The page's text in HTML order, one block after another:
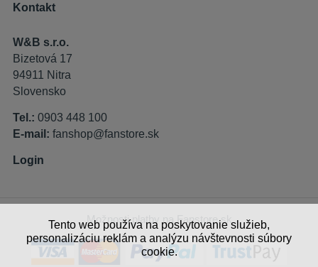
Tento web používa na poskytovanie služieb,
personalizáciu reklám a analýzu návštevnosti súbory
cookie.
Kontakt
W&B s.r.o.
Bizetová 17
94911 Nitra
Slovensko
Tel.: 0903 448 100
E-mail: fanshop@fanstore.sk
Login
Možnosti platby na Fanstore.sk